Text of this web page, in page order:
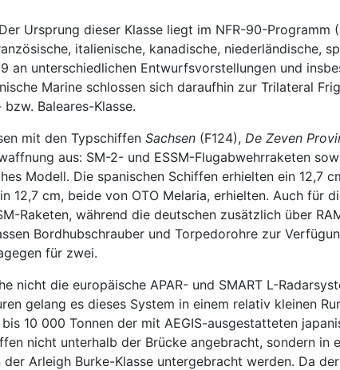
Ursprung dieser Klasse liegt im NFR-90-Programm
italienische, kanadische, niederländische,
unterschiedlichen Entwurfsvorstellungen und
Marine schlossen sich daraufhin zur Trilateral
Baleares-Klasse.
mit den Typschiffen Sachsen (F124), De Zeven
aus: SM-2- und ESSM-Flugabwehrraketen
Modell. Die spanischen Schiffen erhielten ein 12,7
12,7 cm, beide von OTO Melaria, erhielten. Auch für
Raketen, während die deutschen zusätzlich über
Bordhubschrauber und Torpedorohre zur
für zwei.
die europäische APAR- und SMART L-
gelang es dieses System in einem relativ kleinen
10 000 Tonnen der mit AEGIS-ausgestatteten
nicht unterhalb der Brücke angebracht, sondern in
Arleigh Burke-Klasse untergebracht werden. Da